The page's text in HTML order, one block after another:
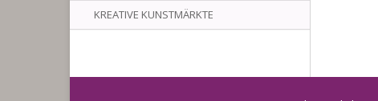
KREATIVE KUNSTMÄRKTE